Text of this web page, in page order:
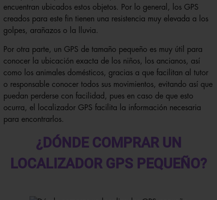
encuentran ubicados estos objetos. Por lo general, los GPS
creados para este fin tienen una resistencia muy elevada a los
golpes, arañazos o la lluvia.
Por otra parte, un GPS de tamaño pequeño es muy útil para
conocer la ubicación exacta de los niños, los ancianos, así
como los animales domésticos, gracias a que facilitan al tutor
o responsable conocer todos sus movimientos, evitando así que
puedan perderse con facilidad, pues en caso de que esto
ocurra, el localizador GPS facilita la información necesaria
para encontrarlos.
¿DÓNDE COMPRAR UN
LOCALIZADOR GPS PEQUEÑO?